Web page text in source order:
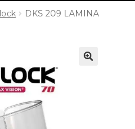
DKS 209 LAMINA